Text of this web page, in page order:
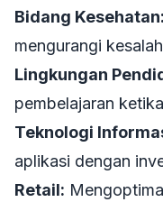
Bidang Kesehatan:
mengurangi
Lingkungan
pembelajaran
Teknologi
aplikasi dengan
Retail: